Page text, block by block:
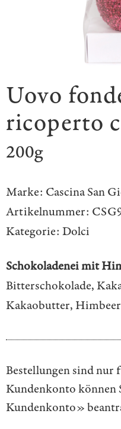
Uovo
ricoperto
200g
Marke: Cascina San
Artikelnummer:
Kategorie: Dolci
Schokoladenei mit
Bitterschokolade,
Kakaobutter,
Bestellungen sind
Kundenkonto können
Kundenkonto»